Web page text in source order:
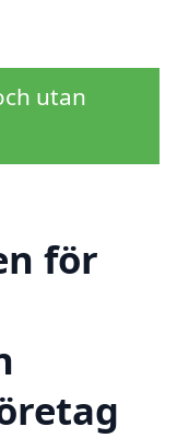
utan
för